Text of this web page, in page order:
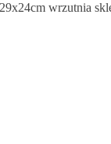
wrzutnia